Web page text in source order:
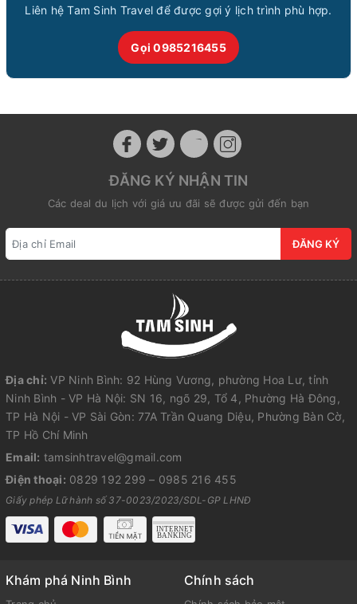
Liên hệ Tam Sinh Travel để được gợi ý lịch trình phù hợp.
Gọi 0985216455
ĐĂNG KÝ NHẬN TIN
Các deal du lịch với giá ưu đãi sẽ được gửi đến bạn
ĐĂNG KÝ
Địa chỉ: VP Ninh Bình: 92 Hùng Vương, phường Hoa Lư, tỉnh
Ninh Bình - VP Hà Nội: SN 16, ngõ 29, Tổ 4, Phường Hà Đông,
TP Hà Nội - VP Sài Gòn: 77A Trần Quang Diệu, Phường Bàn Cờ,
TP Hồ Chí Minh
Email: tamsinhtravel@gmail.com
Điện thoại: 0829 192 299 – 0985 216 455
Giấy phép Lữ hành số 37-0023/2023/SDL-GP LHNĐ
Khám phá Ninh Bình Chính sách